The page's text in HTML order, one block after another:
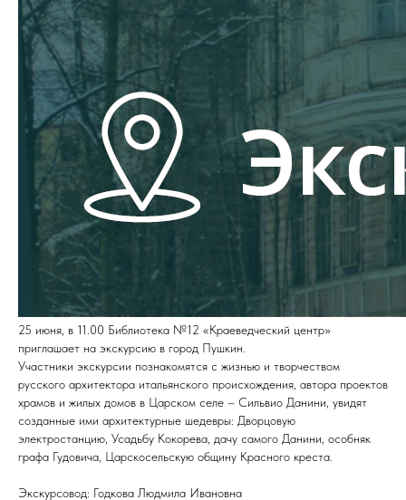
25 июня, в 11.00 Библиотека №12 «Краеведческий центр»
приглашает на экскурсию в город Пушкин.
Участники экскурсии познакомятся с жизнью и творчеством
русского архитектора итальянского происхождения, автора проектов
храмов и жилых домов в Царском селе – Сильвио Данини, увидят
созданные ими архитектурные шедевры: Дворцовую
электростанцию, Усадьбу Кокорева, дачу самого Данини, особняк
графа Гудовича, Царскосельскую общину Красного креста.
Экскурсовод: Годкова Людмила Ивановна